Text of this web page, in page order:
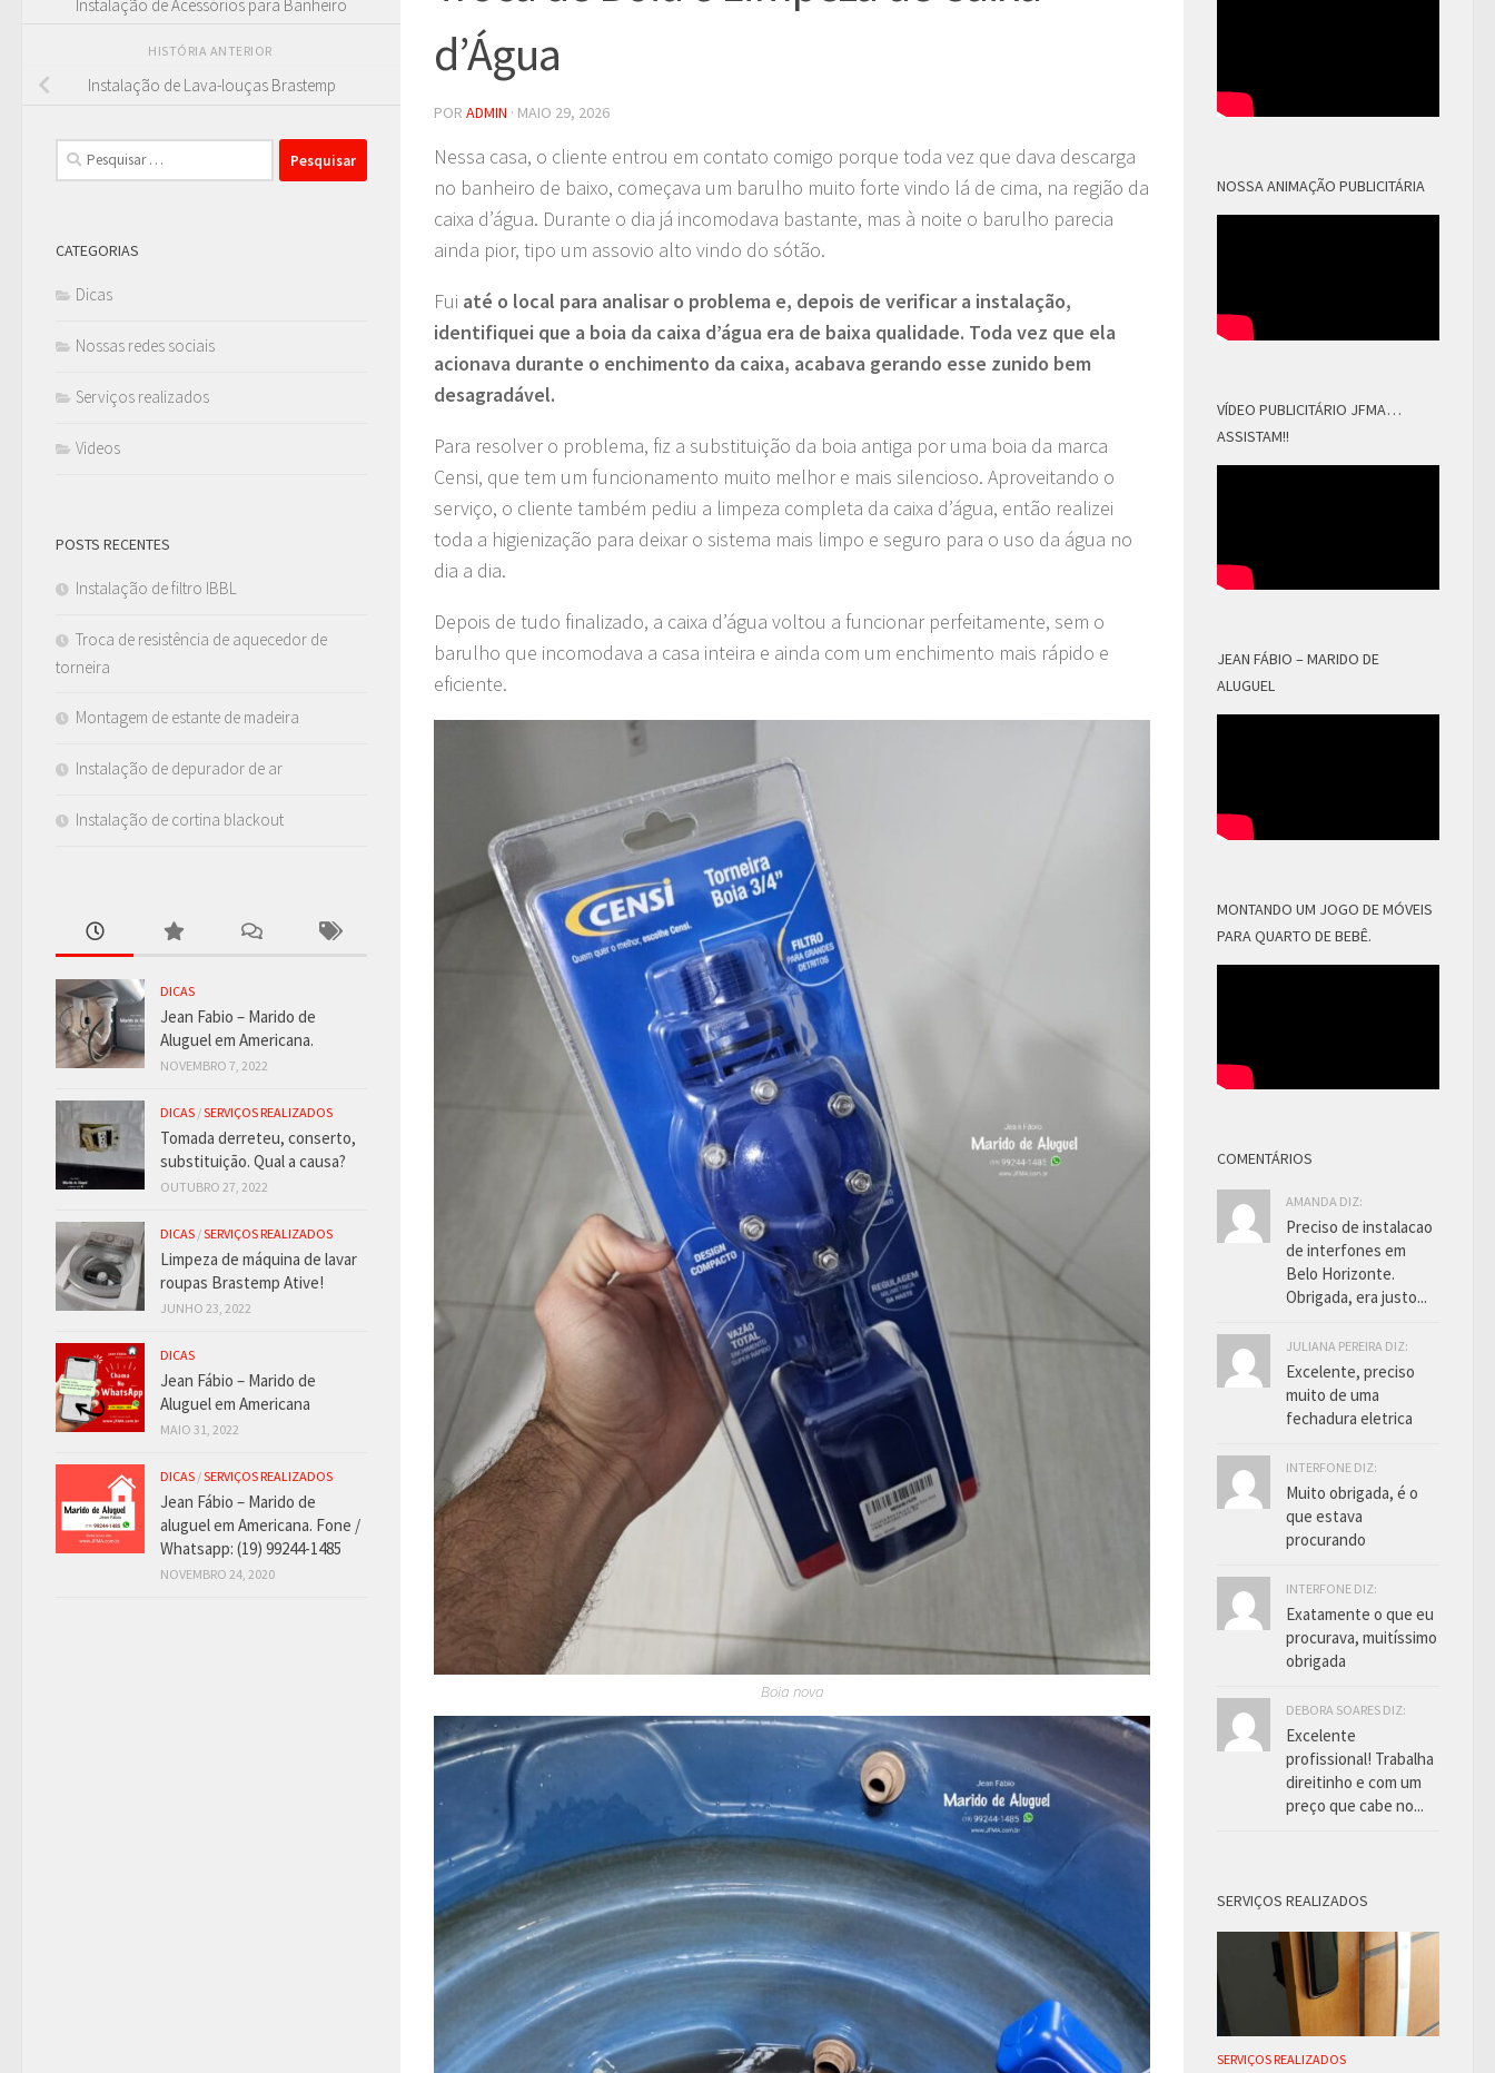
d’Água
POR ADMIN · MAIO 29, 2026
Nessa casa, o cliente entrou em contato comigo porque toda vez que dava descarga
no banheiro de baixo, começava um barulho muito forte vindo lá de cima, na região da
caixa d’água. Durante o dia já incomodava bastante, mas à noite o barulho parecia
ainda pior, tipo um assovio alto vindo do sótão.
Fui até o local para analisar o problema e, depois de verificar a instalação,
identifiquei que a boia da caixa d’água era de baixa qualidade. Toda vez que ela
acionava durante o enchimento da caixa, acabava gerando esse zunido bem
desagradável.
Para resolver o problema, fiz a substituição da boia antiga por uma boia da marca
Censi, que tem um funcionamento muito melhor e mais silencioso. Aproveitando o
serviço, o cliente também pediu a limpeza completa da caixa d’água, então realizei
toda a higienização para deixar o sistema mais limpo e seguro para o uso da água no
dia a dia.
Depois de tudo finalizado, a caixa d’água voltou a funcionar perfeitamente, sem o
barulho que incomodava a casa inteira e ainda com um enchimento mais rápido e
eficiente.
Boia nova
Instalação de Acessórios para Banheiro
HISTÓRIA ANTERIOR
Instalação de Lava-louças Brastemp
Pesquisar
por:
CATEGORIAS
Dicas
Nossas redes sociais
Serviços realizados
Videos
POSTS RECENTES
Instalação de filtro IBBL
Troca de resistência de aquecedor de
torneira
Montagem de estante de madeira
Instalação de depurador de ar
Instalação de cortina blackout
DICAS
Jean Fabio – Marido de
Aluguel em Americana.
NOVEMBRO 7, 2022
DICAS /SERVIÇOS REALIZADOS
Tomada derreteu, conserto,
substituição. Qual a causa?
OUTUBRO 27, 2022
DICAS /SERVIÇOS REALIZADOS
Limpeza de máquina de lavar
roupas Brastemp Ative!
JUNHO 23, 2022
DICAS
Jean Fábio – Marido de
Aluguel em Americana
MAIO 31, 2022
DICAS /SERVIÇOS REALIZADOS
Jean Fábio – Marido de
aluguel em Americana. Fone /
Whatsapp: (19) 99244-1485
NOVEMBRO 24, 2020
NOSSA ANIMAÇÃO PUBLICITÁRIA
VÍDEO PUBLICITÁRIO JFMA…
ASSISTAM!!
JEAN FÁBIO – MARIDO DE
ALUGUEL
MONTANDO UM JOGO DE MÓVEIS
PARA QUARTO DE BEBÊ.
COMENTÁRIOS
AMANDA DIZ:
Preciso de instalacao
de interfones em
Belo Horizonte.
Obrigada, era justo...
JULIANA PEREIRA DIZ:
Excelente, preciso
muito de uma
fechadura eletrica
INTERFONE DIZ:
Muito obrigada, é o
que estava
procurando
INTERFONE DIZ:
Exatamente o que eu
procurava, muitíssimo
obrigada
DEBORA SOARES DIZ:
Excelente
profissional! Trabalha
direitinho e com um
preço que cabe no...
SERVIÇOS REALIZADOS
SERVIÇOS REALIZADOS